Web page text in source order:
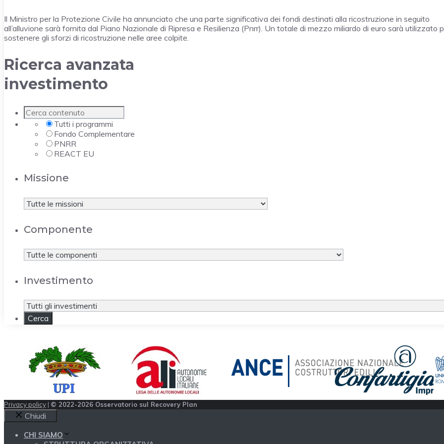
Il Ministro per la Protezione Civile ha annunciato che una parte significativa dei fondi destinati alla ricostruzione in seguito
all’alluvione sarà fornita dal Piano Nazionale di Ripresa e Resilienza (Pnrr). Un totale di mezzo miliardo di euro sarà utilizzato
sostenere gli sforzi di ricostruzione nelle aree colpite.
Ricerca avanzata
investimento
Tutti i programmi
Fondo Complementare
PNRR
REACT EU
Missione
Componente
Investimento
Privacy policy | © 2022-2026 Osservatorio sul Recovery Plan
Chiudi
CHI SIAMO